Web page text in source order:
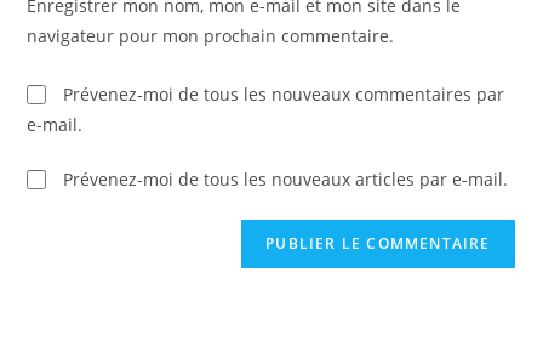
(facultatif)
Enregistrer mon nom, mon e-mail et mon site dans le
navigateur pour mon prochain commentaire.
Prévenez-moi de tous les nouveaux commentaires par
e-mail.
Prévenez-moi de tous les nouveaux articles par e-mail.